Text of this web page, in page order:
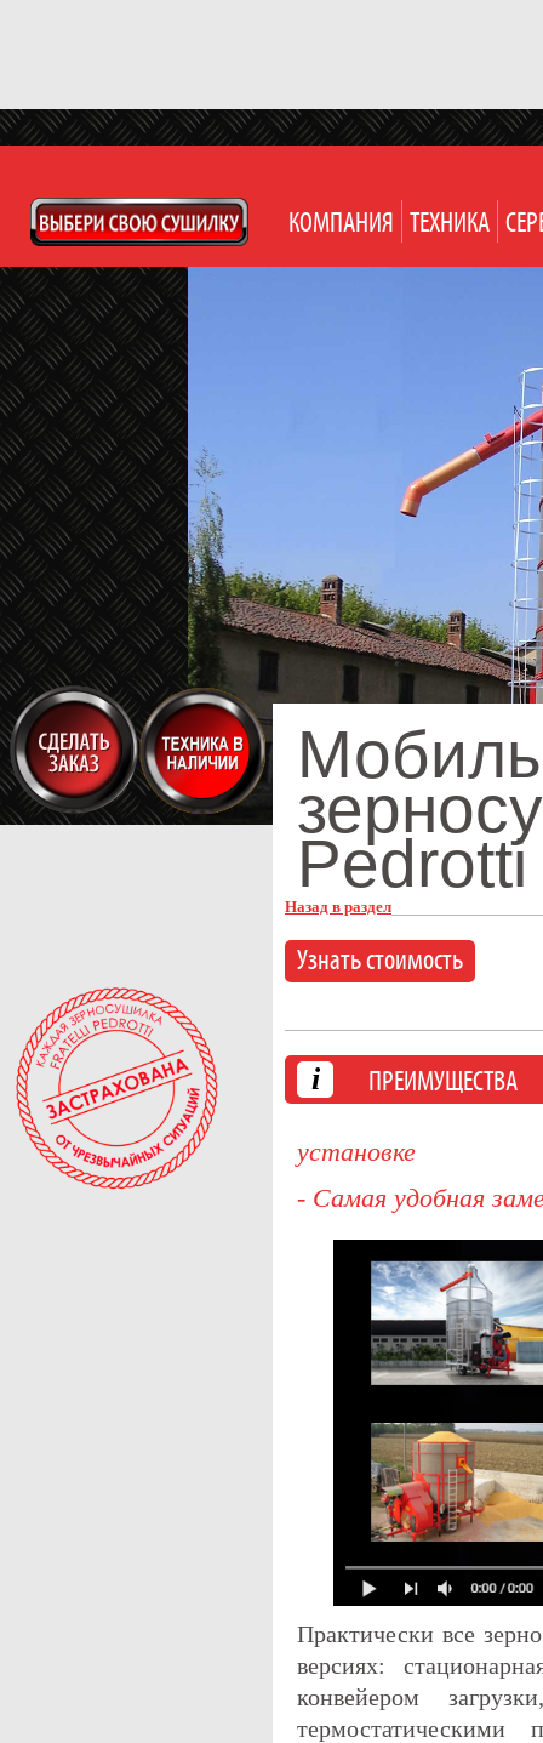
КОМПАНИЯ ТЕХНИКА
Назад в раздел
Узнать стоимость
i ПРЕИМУЩЕСТВА
установке
- Самая удобная
Практически все
версиях:
конвейером
термостатическими